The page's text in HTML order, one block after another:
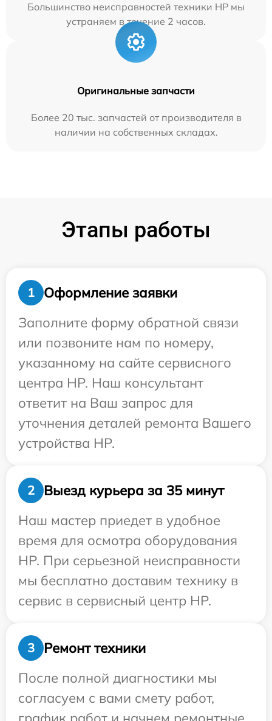
Большинство неисправностей техники HP мы
устраняем в течение 2 часов.
Оригинальные запчасти
Более 20 тыс. запчастей от производителя в
наличии на собственных складах.
Этапы работы
1
Оформление заявки
Заполните форму обратной связи
или позвоните нам по номеру,
указанному на сайте сервисного
центра HP. Наш консультант
ответит на Ваш запрос для
уточнения деталей ремонта Вашего
устройства HP.
2
Выезд курьера за 35 минут
Наш мастер приедет в удобное
время для осмотра оборудования
HP. При серьезной неисправности
мы бесплатно доставим технику в
сервис в сервисный центр HP.
3
Ремонт техники
После полной диагностики мы
согласуем с вами смету работ,